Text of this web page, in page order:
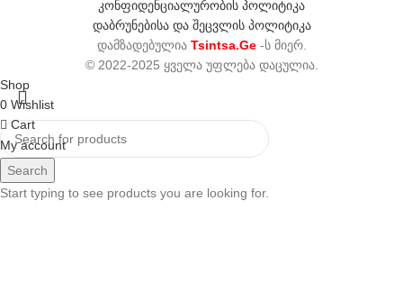
კონფიდენციალურობის პოლიტიკა
დაბრუნებისა და შეცვლის პოლიტიკა
დამზადებულია Tsintsa.Ge -ს მიერ.
© 2022-2025 ყველა უფლება დაცულია.
Search
Start typing to see products you are looking for.
Shop
0 Wishlist
Cart
My account